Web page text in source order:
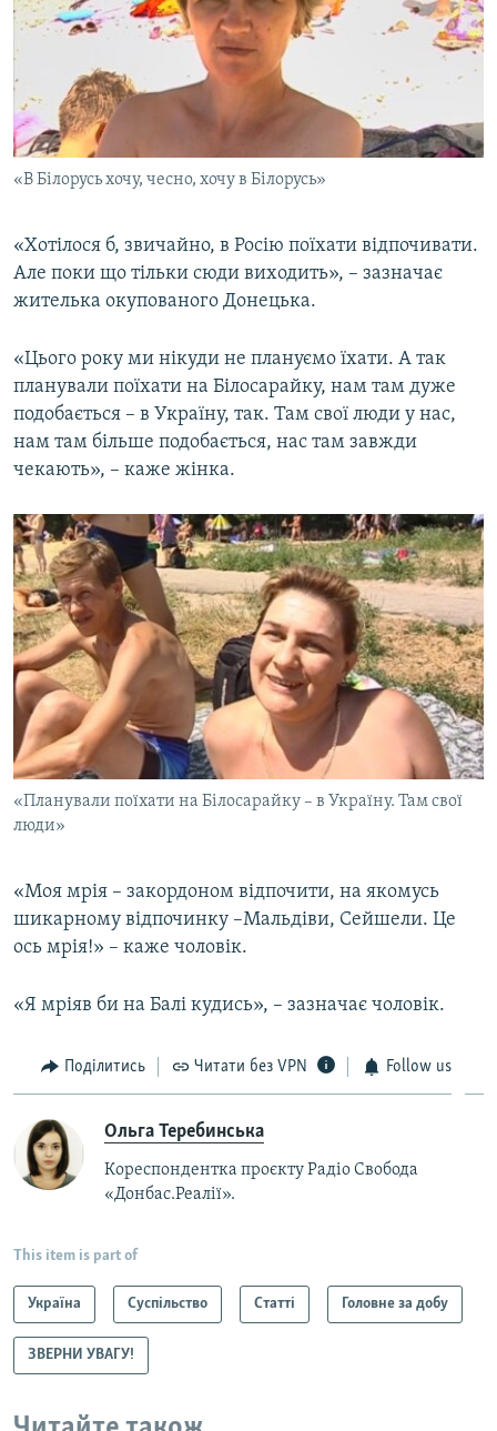
«В Білорусь хочу, чесно, хочу в Білорусь»
«Хотілося б, звичайно, в Росію поїхати відпочивати.
Але поки що тільки сюди виходить», – зазначає
жителька окупованого Донецька.
«Цього року ми нікуди не плануємо їхати. А так
планували поїхати на Білосарайку, нам там дуже
подобається – в Україну, так. Там свої люди у нас,
нам там більше подобається, нас там завжди
чекають», – каже жінка.
«Планували поїхати на Білосарайку – в Україну. Там свої
люди»
«Моя мрія – закордоном відпочити, на якомусь
шикарному відпочинку –Мальдіви, Сейшели. Це
ось мрія!» – каже чоловік.
«Я мріяв би на Балі кудись», – зазначає чоловік.
Поділитись Читати без VPN Follow us
Ольга Теребинська
Кореспондентка проєкту Радіо Свобода
«Донбас.Реалії».
This item is part of
Україна Суспільство Статті Головне за добу
ЗВЕРНИ УВАГУ!